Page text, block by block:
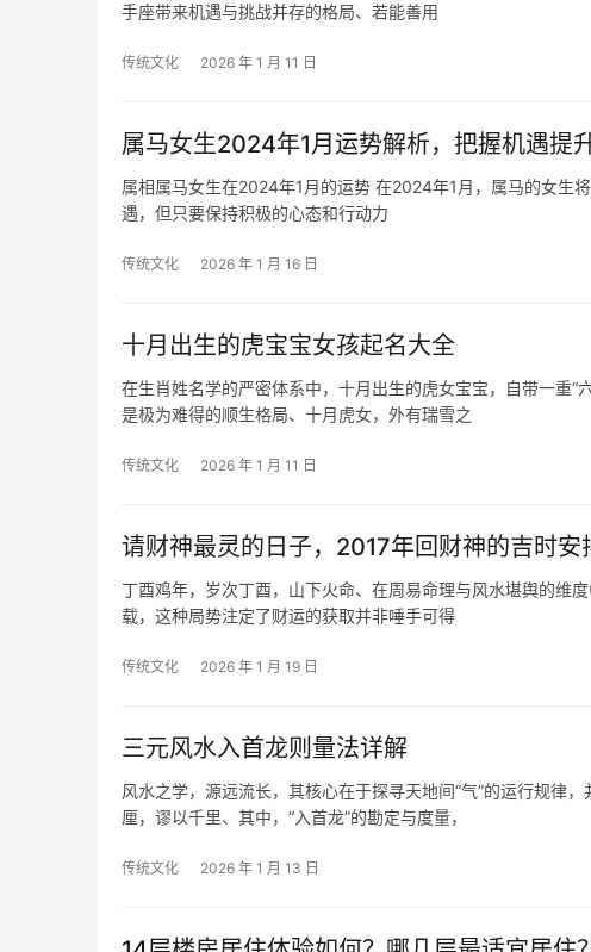
手座带来机遇与挑战并存的格局、若能善用
传统文化 2026 年 1 月 11 日
属马女生2024年1月运势解析，把握机遇提
属相属马女生在2024年1月的运势 在2024年1月，属马的女生将面临一些运势上的变化。在这个月份，她们可能会面临一些挑战和机
遇，但只要保持积极的心态和行动力
传统文化 2026 年 1 月 16 日
十月出生的虎宝宝女孩起名大全
在生肖姓名学的严密体系中，十月出生的虎女宝宝，自带一重
是极为难得的顺生格局、十月虎女，外有瑞雪之
传统文化 2026 年 1 月 11 日
请财神最灵的日子，2017年回财神的吉时安
丁酉鸡年，岁次丁酉，山下火命、在周易命理与风水堪舆的维
载，这种局势注定了财运的获取并非唾手可得
传统文化 2026 年 1 月 19 日
三元风水入首龙则量法详解
风水之学，源远流长，其核心在于探寻天地间“气”的运行规律
厘，谬以千里、其中，“入首龙”的勘定与度量，
传统文化 2026 年 1 月 13 日